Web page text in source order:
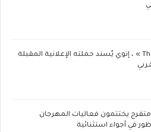
مع « The Next Ad » ، إنوي يُسند حملته الإعلانية المقبلة
45 ألف متفرج يختتمون فعاليات المهرجان
في أجواء استثنائية